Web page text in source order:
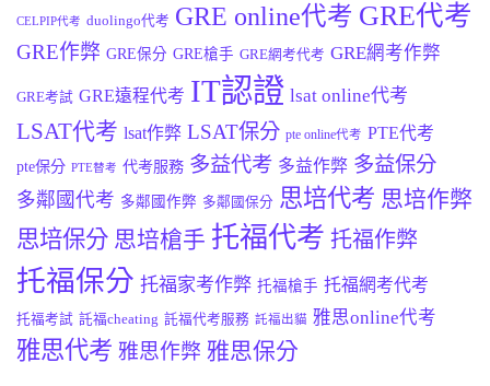
CELPIP代考 duolingo代考 GRE online代考 GRE代考
GRE作弊 GRE保分 GRE槍手 GRE網考代考 GRE網考作弊
GRE考試 GRE遠程代考 IT認證 lsat online代考
LSAT代考 lsat作弊 LSAT保分 pte online代考 PTE代考
pte保分 PTE替考 代考服務 多益代考 多益作弊 多益保分
多鄰國代考 多鄰國作弊 多鄰國保分 思培代考 思培作弊
思培保分 思培槍手 托福代考 托福作弊
托福保分 托福家考作弊 托福槍手 托福網考代考
托福考試 託福cheating 託福代考服務 託福出貓 雅思online代考
雅思代考 雅思作弊 雅思保分